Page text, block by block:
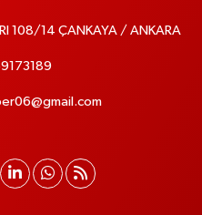
108/14 ÇANKAYA / ANKARA